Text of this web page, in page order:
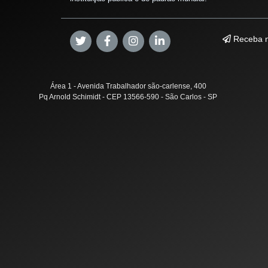
Receba
Área 1 - Avenida Trabalhador são-carlense, 400
Pq Arnold Schimidt - CEP 13566-590 - São Carlos - SP